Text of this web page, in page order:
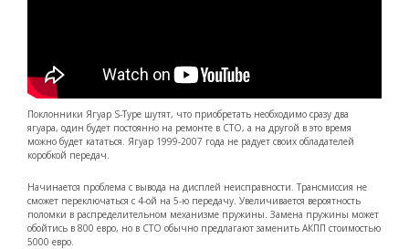
Поклонники Ягуар S-Type шутят, что приобретать необходимо сразу два
ягуара, один будет постоянно на ремонте в СТО, а на другой в это время
можно будет кататься. Ягуар 1999-2007 года не радует своих обладателей
коробкой передач.
Начинается проблема с вывода на дисплей неисправности. Трансмиссия не
сможет переключаться с 4-ой на 5-ю передачу. Увеличивается вероятность
поломки в распределительном механизме пружины. Замена пружины может
обойтись в 800 евро, но в СТО обычно предлагают заменить АКПП стоимостью
5000 евро.